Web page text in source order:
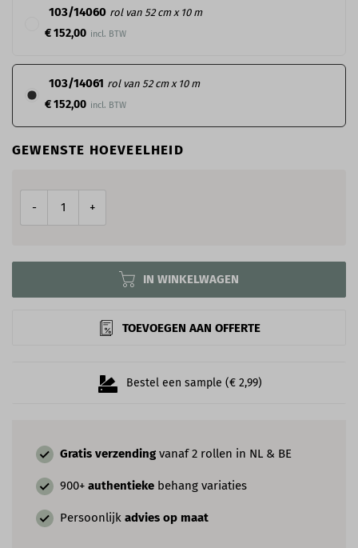
Gratis verzending vanaf 2 rollen in NL & BE
900+ authentieke behang variaties
Persoonlijk advies op maat
103/14060 rol van 52 cm x 10 m
€ 152,00
103/14061 rol van 52 cm x 10 m
€ 152,00
Bestel een sample (€ 2,99)
GEWENSTE HOEVEELHEID
- +
IN WINKELWAGEN
TOEVOEGEN AAN OFFERTE